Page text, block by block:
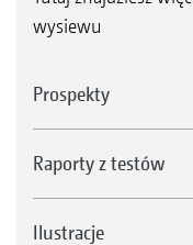
ciągnika,
wysiewu
Prospekty
Raporty z testów
Ilustracje